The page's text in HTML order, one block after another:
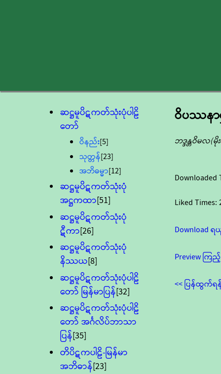
ဆဋ္ဌမူပိဋကတ်သုံးပုံပါဠိ
တော်
ဝိနည်း[5]
သုတ္တန်[23]
အဘိဓမ္မာ[12]
ဆဋ္ဌမူပိဋကတ်သုံးပုံ
အဋ္ဌကထာ[51]
ဆဋ္ဌမူပိဋကတ်သုံးပုံ
ဋီကာ[26]
ဆဋ္ဌမူပိဋကတ်သုံးပုံ
နိဿယ[8]
ဆဋ္ဌမူပိဋကတ်သုံးပုံပါဠိ
တော် မြန်မာပြန်[32]
ဆဋ္ဌမူပိဋကတ်သုံးပုံပါဠိ
တော် အင်္ဂလိပ်ဘာသာ
ပြန်[35]
တိပိဋကပါဠိ-မြန်မာ
အဘိဓာန်[23]
ဝိပဿနာ
ဘဒ္ဒန္တဝိမလ
Downloaded
Liked Times:
Download
Preview ကြ
<< ပြန်ထွက်ရ